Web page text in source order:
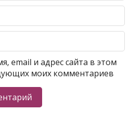
email и адрес сайта в этом
моих комментариев